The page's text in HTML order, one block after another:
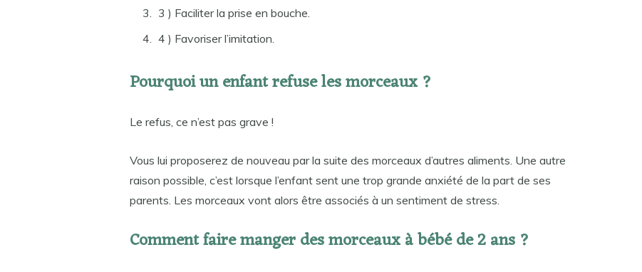
3 ) Faciliter la prise en bouche.
4 ) Favoriser l’imitation.
Pourquoi un enfant refuse les morceaux ?
Le refus, ce n’est pas grave !
Vous lui proposerez de nouveau par la suite des morceaux d’autres aliments. Une autre
raison possible, c’est lorsque l’enfant sent une trop grande anxiété de la part de ses
parents. Les morceaux vont alors être associés à un sentiment de stress.
Comment faire manger des morceaux à bébé de 2 ans ?